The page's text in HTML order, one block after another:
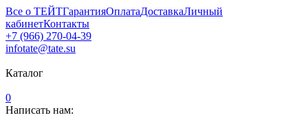
Все о ТЕЙТГарантияОплатаДоставкаЛичный
кабинетКонтакты
+7 (966) 270-04-39
infotate@tate.su
Каталог
0
Написать нам: